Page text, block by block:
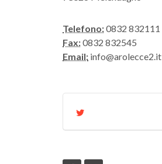
Telefono:0832 832111
Fax:0832 832545
Email: info@arolecce2.it